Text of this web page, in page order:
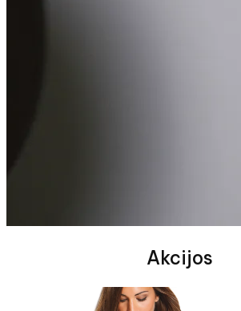
Akcijos